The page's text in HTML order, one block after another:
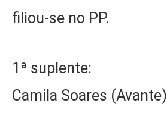
filiou-se no PP.
1ª suplente:
Camila Soares (Avante)